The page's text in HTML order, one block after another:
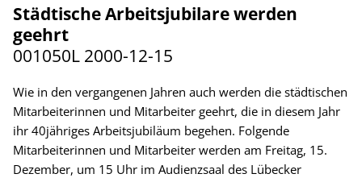
Städtische Arbeitsjubilare werden
geehrt
001050L 2000-12-15
Wie in den vergangenen Jahren auch werden die städtischen
Mitarbeiterinnen und Mitarbeiter geehrt, die in diesem Jahr
ihr 40jähriges Arbeitsjubiläum begehen. Folgende
Mitarbeiterinnen und Mitarbeiter werden am Freitag, 15.
Dezember, um 15 Uhr im Audienzsaal des Lübecker